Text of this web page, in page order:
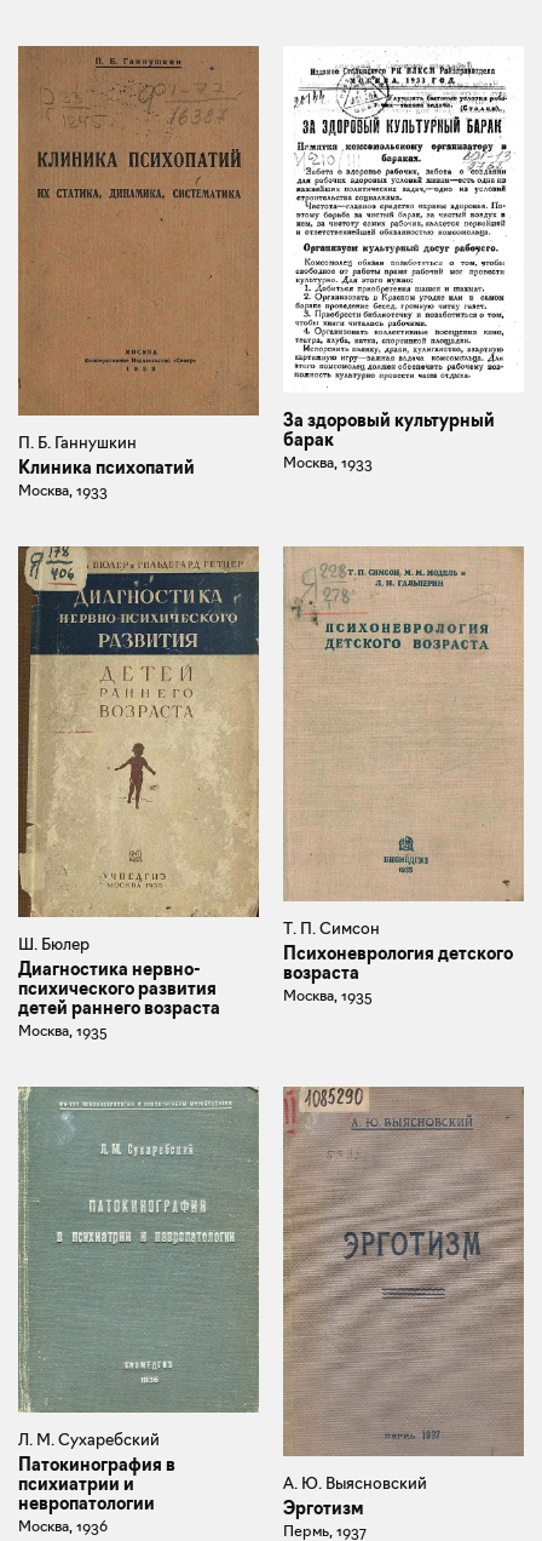
П. Б. Ганнушкин
Клиника психопатий
Москва, 1933
За здоровый культурный
барак
Москва, 1933
Ш. Бюлер
Диагностика нервно-
психического развития
детей раннего возраста
Москва, 1935
Т. П. Симсон
Психоневрология детского
возраста
Москва, 1935
Л. М. Сухаребский
Патокинография в
психиатрии и
невропатологии
Москва, 1936
А. Ю. Выясновский
Эрготизм
Пермь, 1937